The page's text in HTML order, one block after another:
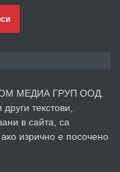
преди 2 години
уроци по
МЕДИА ГРУП ООД.
текстови,
в сайта, са
изрично е посочено